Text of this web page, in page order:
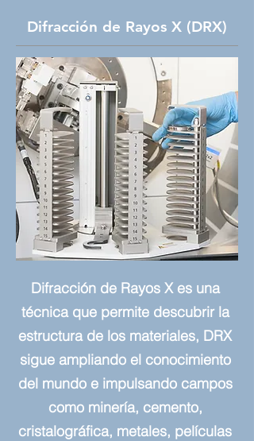
Difracción de Rayos X (DRX)
Difracción de Rayos X es una
técnica que permite descubrir la
estructura de los materiales, DRX
sigue ampliando el conocimiento
del mundo e impulsando campos
como minería, cemento,
cristalográfica, metales, películas